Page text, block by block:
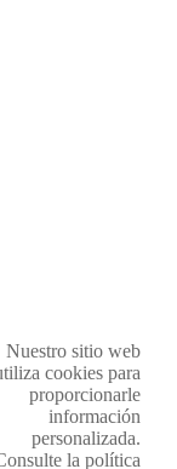
y
Nuestro sitio web
cookies para
proporcionarle
información
personalizada.
la política